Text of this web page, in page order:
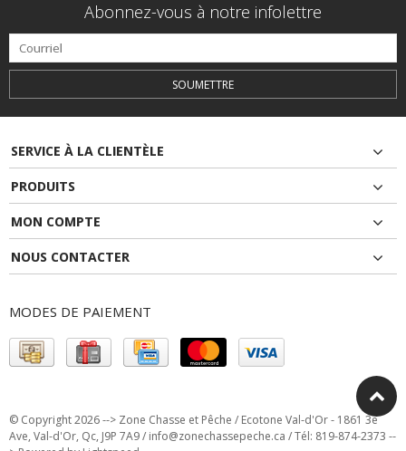
Abonnez-vous à notre infolettre
SOUMETTRE
SERVICE À LA CLIENTÈLE
PRODUITS
MON COMPTE
NOUS CONTACTER
MODES DE PAIEMENT
© Copyright 2026 --> Zone Chasse et Pêche / Ecotone Val-d'Or - 1861 3e
Ave, Val-d'Or, Qc, J9P 7A9 /info@zonechassepeche.ca / Tél: 819-874-2373 --